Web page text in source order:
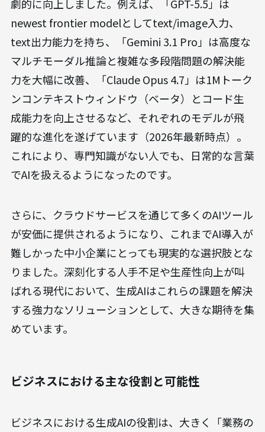
劇的に向上しました。例えば、「GPT-5.5」は
newest frontier modelとしてtext/image入力、
text出力能力を持ち、「Gemini 3.1 Pro」は高度な
マルチモーダル推論と複雑な多段階問題の解決能
力を大幅に改善、「Claude Opus 4.7」は1Mトーク
ンコンテキストウィンドウ（ベータ）とコード生
成能力を向上させるなど、それぞれのモデルが飛
躍的な進化を遂げています（2026年最新時点）。
これにより、専門知識がない人でも、日常的な言葉
でAIを扱えるようになったのです。
さらに、クラウドサービスを通じて多くのAIツール
が安価に提供されるようになり、これまでAI導入が
難しかった中小企業にとっても現実的な選択肢とな
りました。深刻化する人手不足や生産性向上が叫
ばれる現代において、生成AIはこれらの課題を解決
する強力なソリューションとして、大きな期待を集
めています。
ビジネスにおける主な役割と可能性
ビジネスにおける生成AIの役割は、大きく「業務の